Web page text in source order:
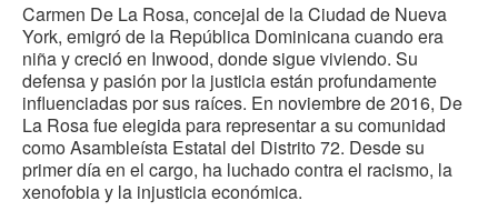
Carmen De La Rosa, concejal de la Ciudad de Nueva
York, emigró de la República Dominicana cuando era
niña y creció en Inwood, donde sigue viviendo. Su
defensa y pasión por la justicia están profundamente
influenciadas por sus raíces. En noviembre de 2016, De
La Rosa fue elegida para representar a su comunidad
como Asambleísta Estatal del Distrito 72. Desde su
primer día en el cargo, ha luchado contra el racismo, la
xenofobia y la injusticia económica.